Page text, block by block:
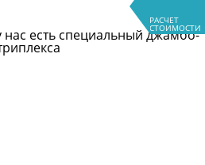
РАСЧЕТ
СТОИМОСТИ
нас есть специальный джамбо-